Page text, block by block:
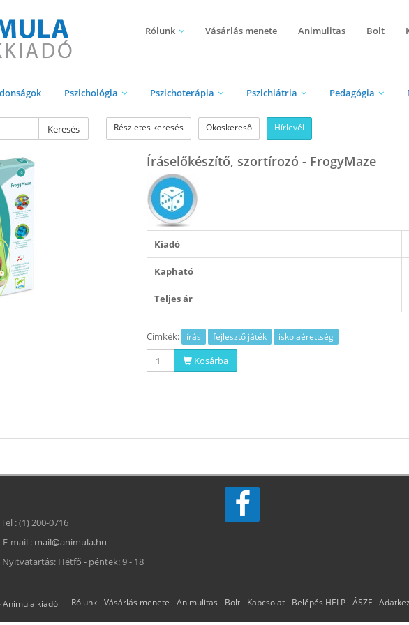
Rólunk Vásárlás menete Animulitas Bolt
Pszichológia Pszichoterápia Pszichiátria Pedagógia
Keresés Részletes keresés Okoskereső Hírlevél
Íráselőkészítő, szortírozó - FrogyMaze
Kiadó
Kapható
Teljes ár
Címkék: írás fejlesztő játék iskolaérettség
Kosárba
Tel : (1) 200-0716
E-mail : mail@animula.hu
Nyitvatartás: Hétfő - péntek: 9 - 18
Animula kiadó ÁSZF
Rólunk Vásárlás menete Animulitas Bolt Kapcsolat Belépés HELP